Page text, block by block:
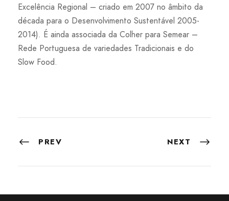
Excelência Regional – criado em 2007 no âmbito da
década para o Desenvolvimento Sustentável 2005-
2014). É ainda associada da Colher para Semear –
Rede Portuguesa de variedades Tradicionais e do
Slow Food.
PREV NEXT